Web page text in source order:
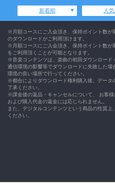
新着順 人
※月額コースにご入会頂き、保持ポイント数が
のダウンロードがご利用頂けます。
※月額コースにご入会頂き、保持ポイント数が
をご利用頂くことが可能となります。
※音楽コンテンツは、楽曲の初回ダウンロード
通信環境の影響等でダウンロードに失敗した
環境の良い場所で行ってください。
※都合によりダウンロード権利購入後、データ
了承ください。
※課金後の返品・キャンセルについて、 お客
および購入代金の返金には応じられません。
また、デジタルコンテンツという商品の性質
ください。